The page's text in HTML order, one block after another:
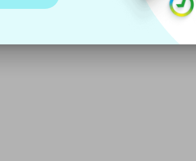
а также утюг, ведро, парогенератор,